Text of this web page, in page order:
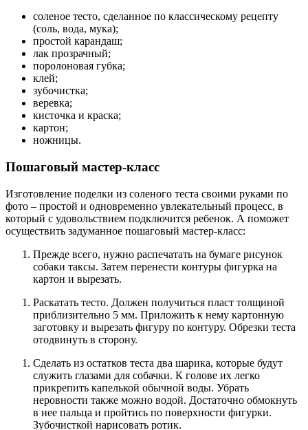
соленое тесто, сделанное по классическому рецепту
(соль, вода, мука);
простой карандаш;
лак прозрачный;
поролоновая губка;
клей;
зубочистка;
веревка;
кисточка и краска;
картон;
ножницы.
Пошаговый мастер-класс
Изготовление поделки из соленого теста своими руками по
фото – простой и одновременно увлекательный процесс, в
который с удовольствием подключится ребенок. А поможет
осуществить задуманное пошаговый мастер-класс:
Прежде всего, нужно распечатать на бумаге рисунок
собаки таксы. Затем перенести контуры фигурка на
картон и вырезать.
Раскатать тесто. Должен получиться пласт толщиной
приблизительно 5 мм. Приложить к нему картонную
заготовку и вырезать фигуру по контуру. Обрезки теста
отодвинуть в сторону.
Сделать из остатков теста два шарика, которые будут
служить глазами для собачки. К голове их легко
прикрепить капелькой обычной воды. Убрать
неровности также можно водой. Достаточно обмокнуть
в нее пальца и пройтись по поверхности фигурки.
Зубочисткой нарисовать ротик.